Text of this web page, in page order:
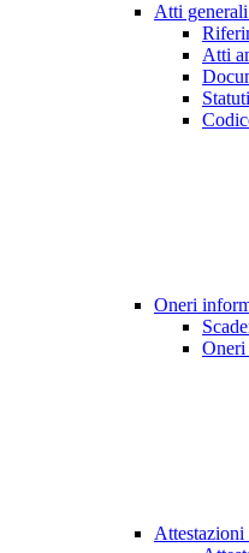
Atti generali
Atti
Oneri
Oneri